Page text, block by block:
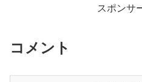
スポンサ
コメント